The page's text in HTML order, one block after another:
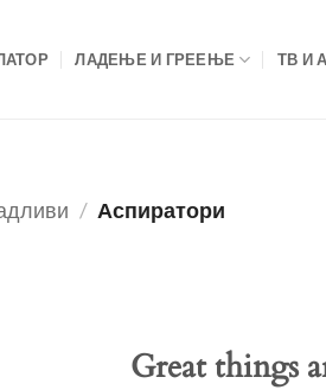
ЛАДЕЊЕ И ГРЕЕЊЕ ТВ И
/ Аспиратори
Great things